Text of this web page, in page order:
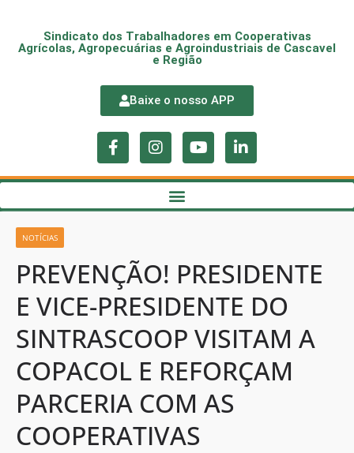
Sindicato dos Trabalhadores em Cooperativas
Agrícolas, Agropecuárias e Agroindustriais de Cascavel
e Região
Baixe o nosso APP
NOTÍCIAS
PREVENÇÃO! PRESIDENTE
E VICE-PRESIDENTE DO
SINTRASCOOP VISITAM A
COPACOL E REFORÇAM
PARCERIA COM AS
COOPERATIVAS